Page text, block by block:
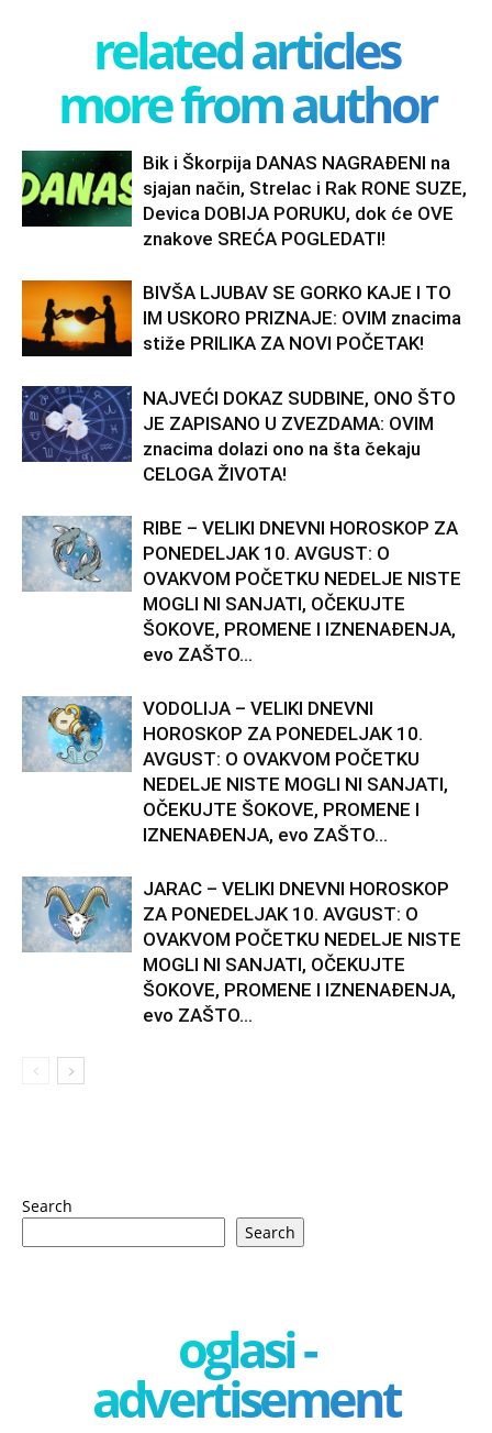
related articles
more from author
Bik i Škorpija DANAS NAGRAĐENI na
sjajan način, Strelac i Rak RONE SUZE,
Devica DOBIJA PORUKU, dok će OVE
znakove SREĆA POGLEDATI!
BIVŠA LJUBAV SE GORKO KAJE I TO
IM USKORO PRIZNAJE: OVIM znacima
stiže PRILIKA ZA NOVI POČETAK!
NAJVEĆI DOKAZ SUDBINE, ONO ŠTO
JE ZAPISANO U ZVEZDAMA: OVIM
znacima dolazi ono na šta čekaju
CELOGA ŽIVOTA!
RIBE – VELIKI DNEVNI HOROSKOP ZA
PONEDELJAK 10. AVGUST: O
OVAKVOM POČETKU NEDELJE NISTE
MOGLI NI SANJATI, OČEKUJTE
ŠOKOVE, PROMENE I IZNENAĐENJA,
evo ZAŠTO...
VODOLIJA – VELIKI DNEVNI
HOROSKOP ZA PONEDELJAK 10.
AVGUST: O OVAKVOM POČETKU
NEDELJE NISTE MOGLI NI SANJATI,
OČEKUJTE ŠOKOVE, PROMENE I
IZNENAĐENJA, evo ZAŠTO...
JARAC – VELIKI DNEVNI HOROSKOP
ZA PONEDELJAK 10. AVGUST: O
OVAKVOM POČETKU NEDELJE NISTE
MOGLI NI SANJATI, OČEKUJTE
ŠOKOVE, PROMENE I IZNENAĐENJA,
evo ZAŠTO...
Search
Search
oglasi -
advertisement